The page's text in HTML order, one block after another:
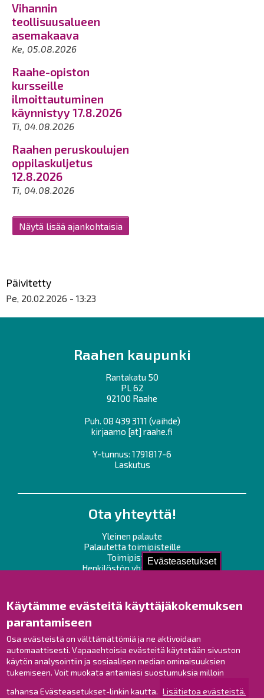
Evästeasetukset
Käytämme evästeitä käyttäjäkokemuksen
parantamiseen
Osa evästeistä on välttämättömiä ja ne aktivoidaan
automaattisesti. Vapaaehtoisia evästeitä käytetään sivuston
käytön analysointiin ja sosiaalisen median ominaisuuksien
tukemiseen. Voit muokata antamiasi suostumuksia milloin
tahansa Evästeasetukset-linkin kautta. Lisätietoa evästeistä.
Vihannin
teollisuusalueen
asemakaava
Ke, 05.08.2026
Raahe-opiston
kursseille
ilmoittautuminen
käynnistyy 17.8.2026
Ti, 04.08.2026
Raahen peruskoulujen
oppilaskuljetus
12.8.2026
Ti, 04.08.2026
Näytä lisää ajankohtaisia
Päivitetty
Pe, 20.02.2026 - 13:23
Raahen kaupunki
Rantakatu 50
PL 62
92100 Raahe
Puh. 08 439 3111 (vaihde)
kirjaamo [at] raahe.fi
Y-tunnus: 1791817-6
Laskutus
Ota yhteyttä!
Yleinen palaute
Palautetta toimipisteille
Toimipisteet
Henkilöstön yhteystiedot
Raahe Facebookissa
Raahe Instagramissa
Raahe LinkedInissä
Raahe YouTubessa